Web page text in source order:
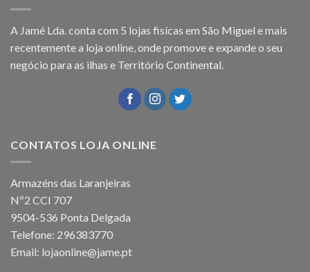
A Jamé Lda. conta com 5 lojas fisícas em São Miguel e mais
recentemente a loja online, onde promove e expande o seu
negócio para as ilhas e Território Continental.
CONTATOS LOJA ONLINE
Armazéns das Laranjeiras
Nº2 CCI 707
9504-536 Ponta Delgada
Telefone: 296383770
Email: lojaonline@jame.pt